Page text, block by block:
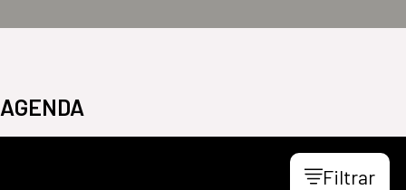
AGENDA
Filtrar